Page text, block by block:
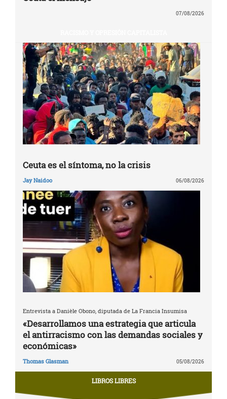
07/08/2026
Ceuta es el síntoma, no la crisis
Jay Naidoo 06/08/2026
Entrevista a Danièle Obono, diputada de La Francia Insumisa
«Desarrollamos una estrategia que articula
el antirracismo con las demandas sociales y
económicas»
Thomas Glasman 05/08/2026
LIBROS LIBRES